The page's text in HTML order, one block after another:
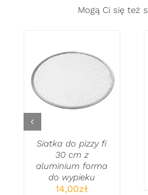
Mogą Ci się też
DODAJ DO
KOSZYKA
/
SZCZEGÓŁY
Siatka do pizzy fi
30 cm z
aluminium forma
do wypieku
14,00zł